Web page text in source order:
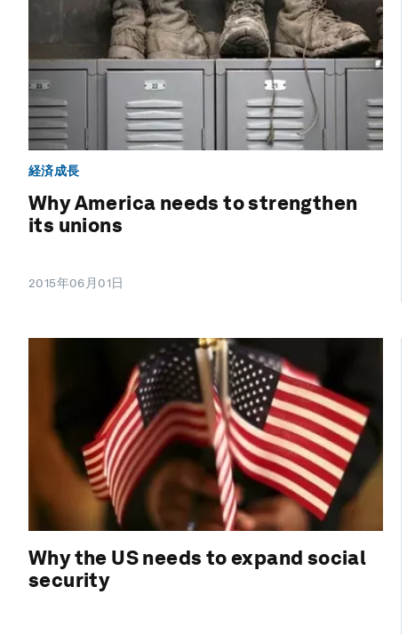
経済成長
Why America needs to strengthen
its unions
2015年06月01日
Why the US needs to expand social
security